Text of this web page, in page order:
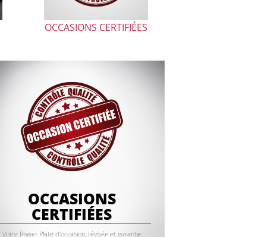
OCCASIONS CERTIFIÉES
OCCASIONS
CERTIFIÉES
Votre Power Plate d'occasion, révisée et garantie